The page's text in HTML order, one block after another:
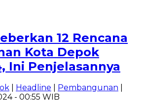
12 Rencana
Kota Depok
Ini Penjelasannya
Headline Pembangunan
- 00:55 WIB